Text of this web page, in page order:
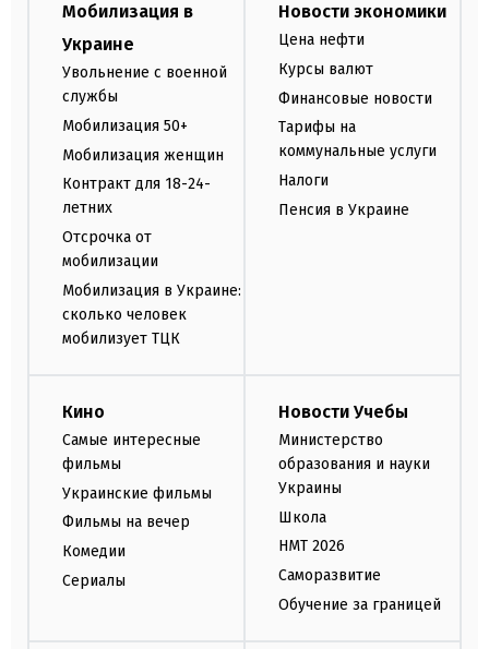
Мобилизация в
Украине
Увольнение с военной
службы
Мобилизация 50+
Мобилизация женщин
Контракт для 18-24-
летних
Отсрочка от
мобилизации
Мобилизация в Украине:
сколько человек
мобилизует ТЦК
Новости экономики
Цена нефти
Курсы валют
Финансовые новости
Тарифы на
коммунальные услуги
Налоги
Пенсия в Украине
Кино
Самые интересные
фильмы
Украинские фильмы
Фильмы на вечер
Комедии
Сериалы
Новости Учебы
Министерство
образования и науки
Украины
Школа
НМТ 2026
Саморазвитие
Обучение за границей